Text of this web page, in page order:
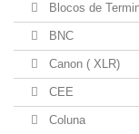
Blocos de
BNC
Canon ( XLR)
CEE
Coluna